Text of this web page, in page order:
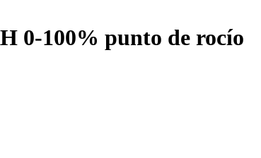
0-100% punto de rocío